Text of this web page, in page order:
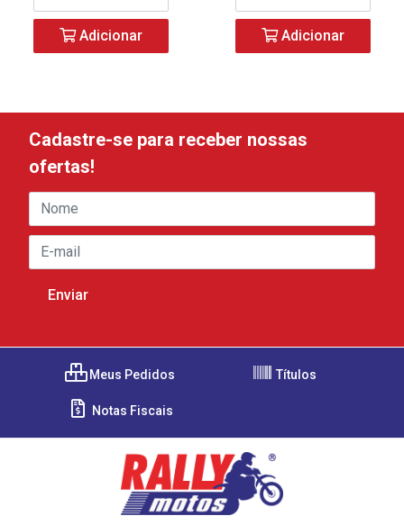
Adicionar Adicionar
Cadastre-se para receber nossas
ofertas!
Meus Pedidos Títulos
Notas Fiscais